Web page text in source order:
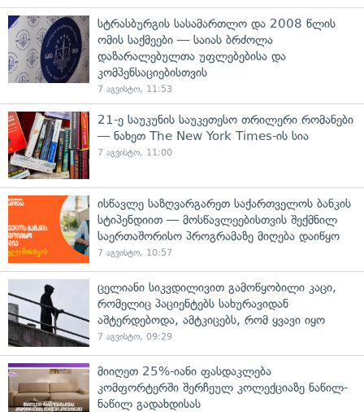
სტრასბურგის სასამართლო და 2008 წლის
ომის საქმეები — საიას ბრძოლა
დაზარალებულთა უფლებებისა და
კომპენსაციებისთვის
7 აგვისტო, 11:53
21-ე საუკუნის საუკეთესო თრილერი რომანები
— ნახეთ The New York Times-ის სია
7 აგვისტო, 11:00
ისწავლე საზღვარგარეთ საქართველოს ბანკის
სტიპენდიით — მოსწავლეებისთვის შექმნილ
საერთაშორისო პროგრამაზე მიღება დაიწყო
7 აგვისტო, 10:57
ცელიანი სიკვდილივით გამოწყობილი კაცი,
რომელიც პაციენტებს სახურავიდან
აშტერდებოდა, ამტკიცებს, რომ ყვავი იყო
7 აგვისტო, 09:29
მიიღეთ 25%-იანი ფასდაკლება
კომფორტერში შერჩეულ კოლექციაზე ნაწილ-
ნაწილ გადახდისას